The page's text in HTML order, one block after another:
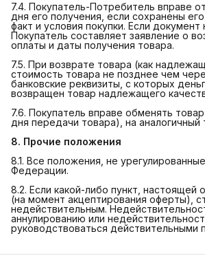
7.4. Покупатель-Потребитель вправе
дня его получения, если сохранены
факт и условия покупки. Если
Покупатель составляет заявление о
оплаты и даты получения товара.
7.5. При возврате товара (как
стоимость товара не позднее чем
банковские реквизиты, с которых
возвращен товар надлежащего
7.6. Покупатель вправе обменять
дня передачи товара), на
8. Прочие положения
8.1. Все положения, не
Федерации.
8.2. Если какой-либо пункт,
(на момент акцептирования оферты),
недействительным.
аннулированию или
руководствоваться